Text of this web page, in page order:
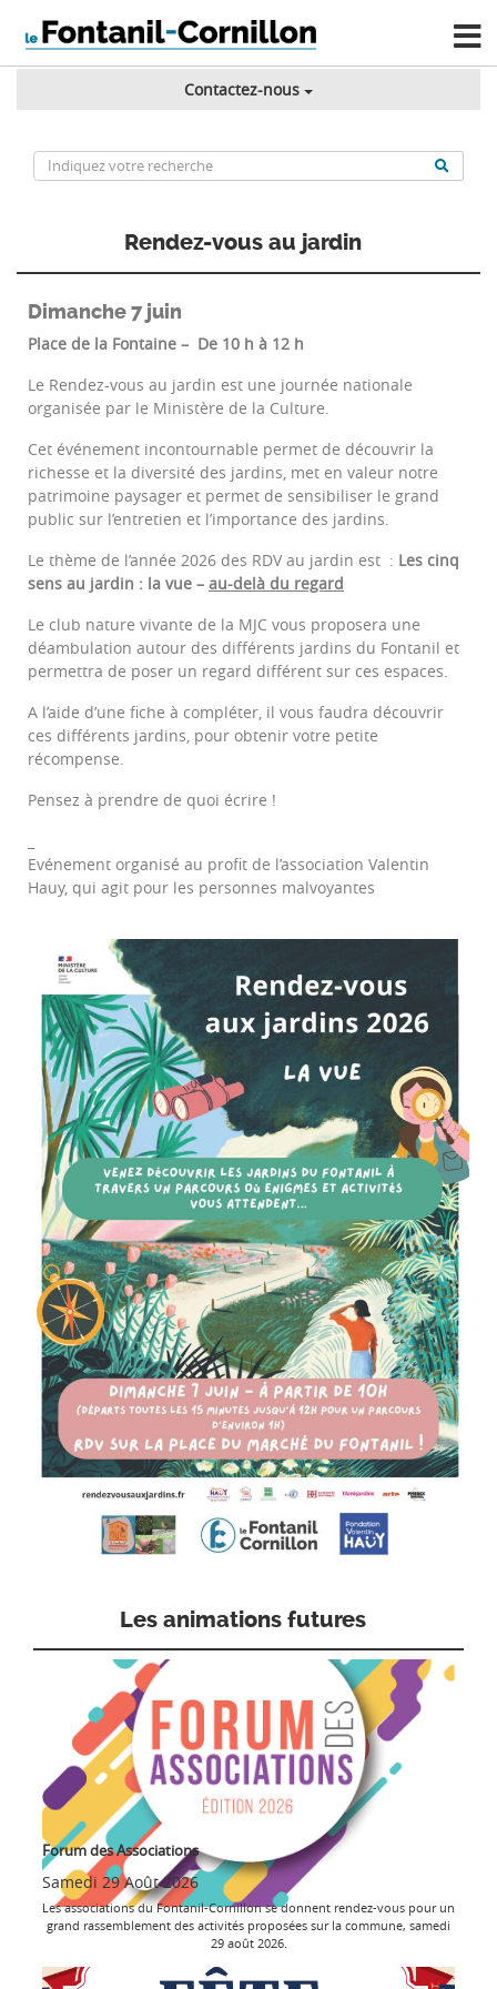
Contactez-nous
Rendez-vous au jardin
Dimanche 7 juin
Place de la Fontaine – De 10 h à 12 h
Le Rendez-vous au jardin est une journée nationale
organisée par le Ministère de la Culture.
Cet événement incontournable permet de découvrir la
richesse et la diversité des jardins, met en valeur notre
patrimoine paysager et permet de sensibiliser le grand
public sur l’entretien et l’importance des jardins.
Le thème de l’année 2026 des RDV au jardin est : Les cinq
sens au jardin : la vue – au-delà du regard
Le club nature vivante de la MJC vous proposera une
déambulation autour des différents jardins du Fontanil et
permettra de poser un regard différent sur ces espaces.
A l’aide d’une fiche à compléter, il vous faudra découvrir
ces différents jardins, pour obtenir votre petite
récompense.
Pensez à prendre de quoi écrire !
Evénement organisé au profit de l’association Valentin
Hauy, qui agit pour les personnes malvoyantes
Les animations futures
Forum des Associations
Samedi 29 Août 2026
Les associations du Fontanil-Cornillon se donnent rendez-vous pour un
grand rassemblement des activités proposées sur la commune, samedi
29 août 2026.